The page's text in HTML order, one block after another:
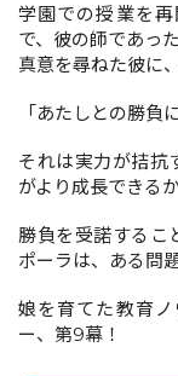
学園での授業を
で、彼の師であっ
真意を尋ねた彼に
「あたしとの勝負
それは実力が拮抗
がより成長できる
勝負を受諾するこ
ポーラは、ある問題
娘を育てた教育
ー、第9幕！